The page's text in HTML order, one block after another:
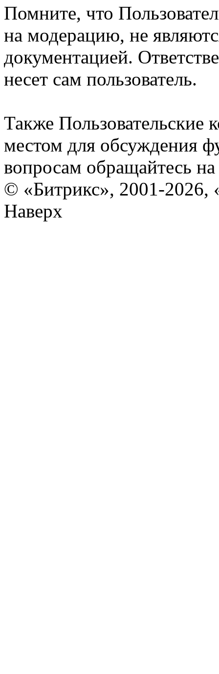
Помните, что
на модерацию, не
документацией.
несет сам пользователь.
Также Пользовательские
местом для обсуждения
вопросам обращайтесь
© «Битрикс», 2001-2026,
Наверх